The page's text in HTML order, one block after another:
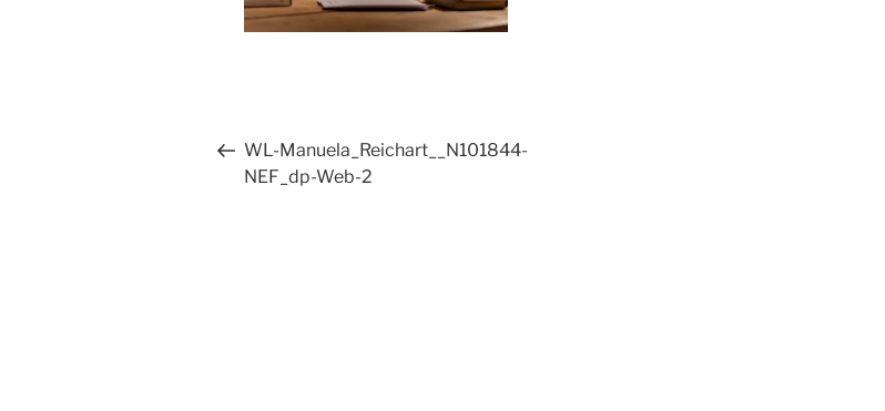
Beitragsnavigation
Vorheriger
Beitrag
WL-Manuela_Reichart__N101844-
NEF_dp-Web-2